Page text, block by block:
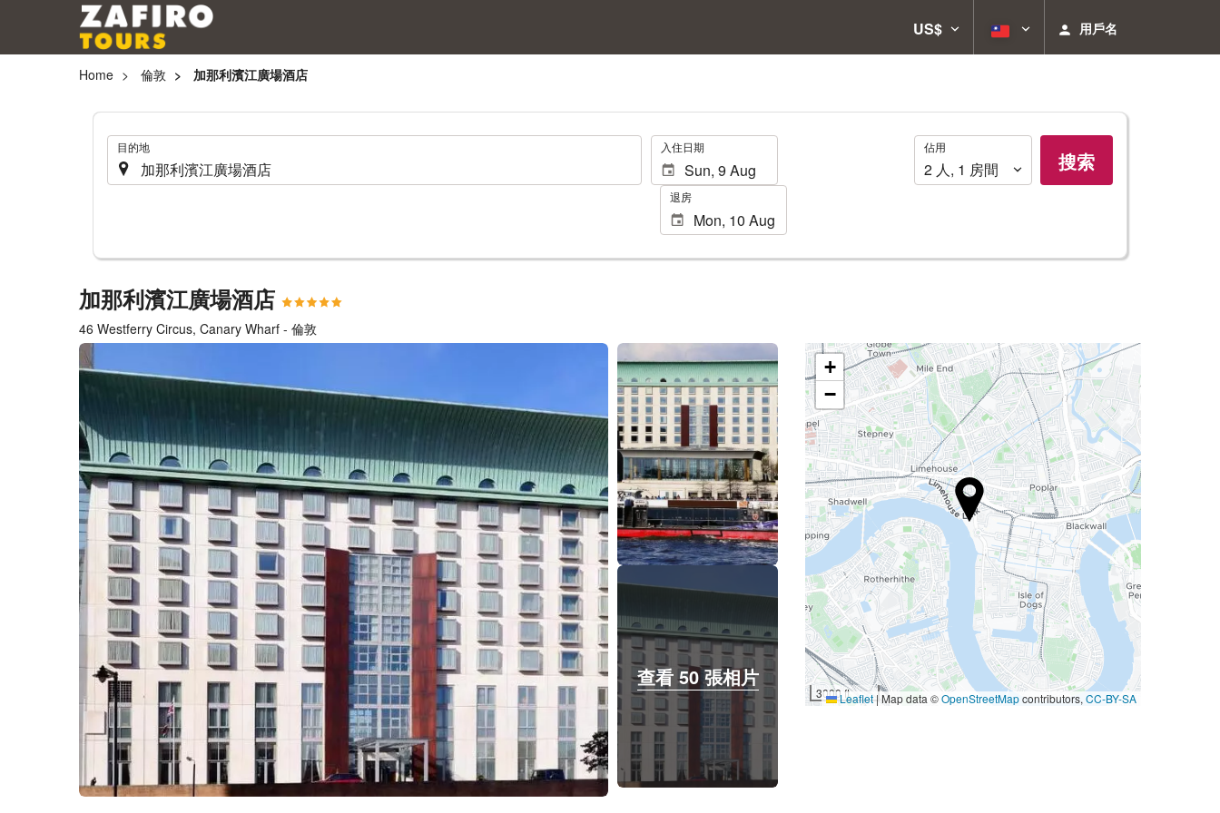
US$ 用戶名
Home 倫敦 加那利濱江廣場酒店
. 目的地 . 入住日期
退房
佔
用
佔用
2 人, 1 房間 搜索
加那利濱江廣場酒店
46 Westferry Circus, Canary Wharf - 倫敦
查看 50 張相片
查看 50 張相片
+
−
3000 ftLeaflet| Map data ©OpenStreetMapcontributors, CC-BY-SA